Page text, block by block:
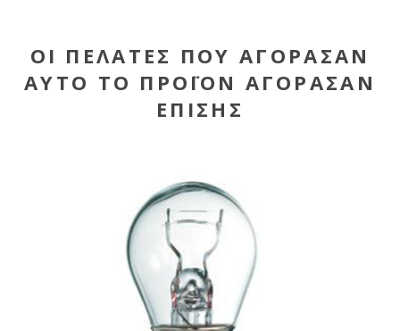
ΟΙ ΠΕΛΆΤΕΣ ΠΟΥ ΑΓΌΡΑΣΑΝ
ΑΥΤΌ ΤΟ ΠΡΟΪΌΝ ΑΓΌΡΑΣΑΝ
ΕΠΊΣΗΣ